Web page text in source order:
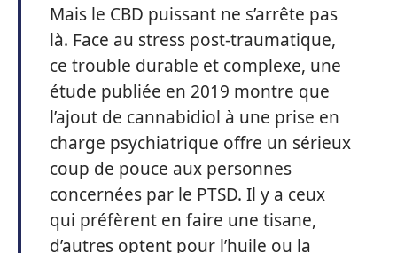
Mais le CBD puissant ne s’arrête pas
là. Face au stress post-traumatique,
ce trouble durable et complexe, une
étude publiée en 2019 montre que
l’ajout de cannabidiol à une prise en
charge psychiatrique offre un sérieux
coup de pouce aux personnes
concernées par le PTSD. Il y a ceux
qui préfèrent en faire une tisane,
d’autres optent pour l’huile ou la